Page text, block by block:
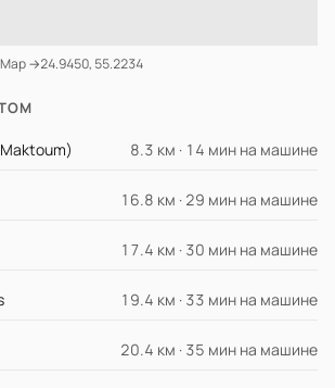
→24.9450, 55.2234
8.3 км · 14 мин на машине
16.8 км · 29 мин на машине
17.4 км · 30 мин на машине
19.4 км · 33 мин на машине
20.4 км · 35 мин на машине